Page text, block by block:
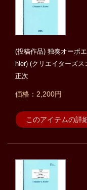
(投稿作品) 独奏オーボ
hler) (クリエイターズ
正次
価格：2,200円
このアイテムの詳